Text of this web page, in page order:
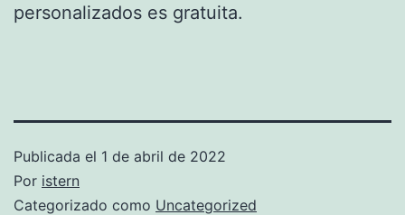
personalizados es gratuita.
Publicada el 1 de abril de 2022
Por istern
Categorizado como Uncategorized